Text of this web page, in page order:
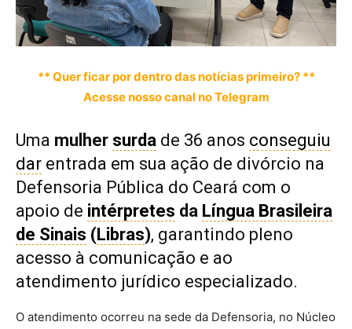
** Quer ficar por dentro das notícias primeiro? **
Acesse nosso canal no Telegram
Uma mulher surda de 36 anos conseguiu
dar entrada em sua ação de divórcio na
Defensoria Pública do Ceará com o
apoio de intérpretes da Língua Brasileira
de Sinais (Libras), garantindo pleno
acesso à comunicação e ao
atendimento jurídico especializado.
O atendimento ocorreu na sede da Defensoria, no Núcleo